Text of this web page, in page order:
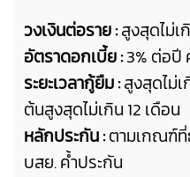
วงเงินต่อราย :สูงสุดไม่เ
อัตราดอกเบี้ย :3% ต่อปี
ระยะเวลากู้ยืม :สูงสุดไม่เ
ต้นสูงสุดไม่เกิน 12 เดือน
หลักประกัน :ตามเกณฑ์ที่
บสย. ค้ำประกัน